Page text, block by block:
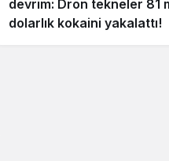
devrim: Dron tekneler 81
dolarlık kokaini yakalattı!